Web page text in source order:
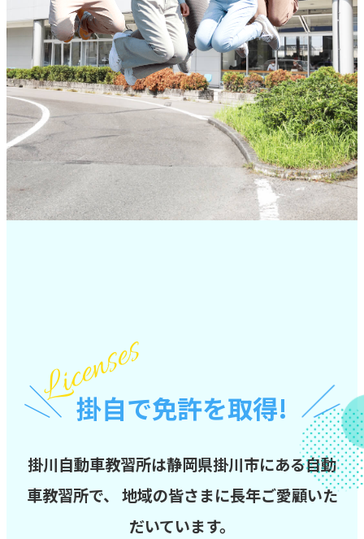
2025.02.08
日曜日のお申込受付について
2024.10.24
2025.02.08
日曜日のお申込受付について
2024.10.24
一般通学生用オンライン学科教習誓約書はこちら
掛自で免許を取得!
掛川自動車教習所は静岡県掛川市にある自動
車教習所で、 地域の皆さまに長年ご愛顧いた
だいています。